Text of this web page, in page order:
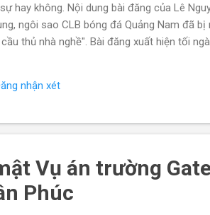
hay không. Nội dung bài đăng của Lê
ngôi sao CLB bóng đá Quảng Nam đã
thủ nhà nghề". Bài đăng xuất hiện tối
chủ tịch nước Nguyễn Xuân Phúc. Nếu đây
đua trở thành Tổng Bí Thư. Chính
nhận xét
Vụ án trường
Phúc